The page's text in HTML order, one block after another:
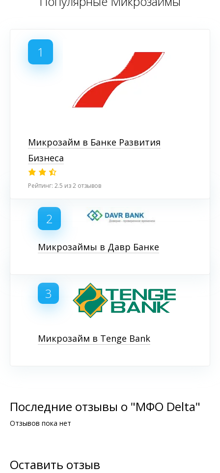
1
Микрозайм в Банке Развития
Бизнеса
Рейтинг: 2.5 из 2 отзывов
2
Микрозаймы в Давр Банке
3
Микрозайм в Tenge Bank
Последние отзывы о "МФО Delta"
Отзывов пока нет
Оставить отзыв